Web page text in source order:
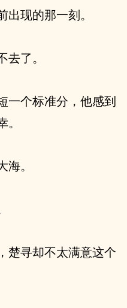
现的那一刻。
了。
一个标准分，他感到
。
楚寻却不太满意这个